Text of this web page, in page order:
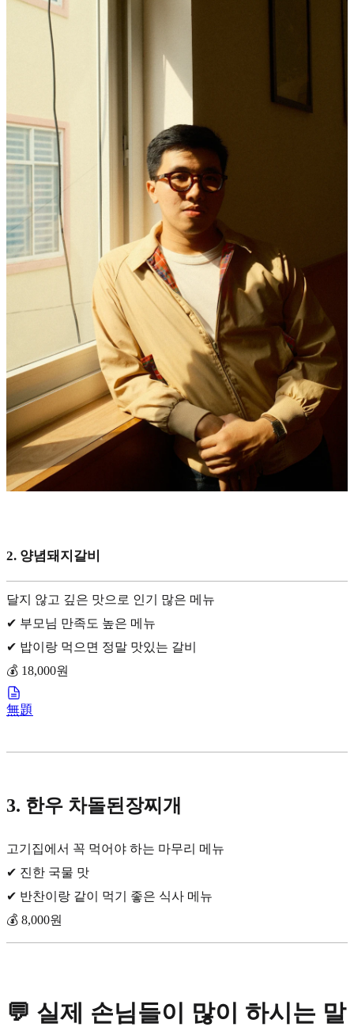
2. 양념돼지갈비
달지 않고 깊은 맛으로 인기 많은 메뉴
✔ 부모님 만족도 높은 메뉴
✔ 밥이랑 먹으면 정말 맛있는 갈비
💰 18,000원
無題
3. 한우 차돌된장찌개
고기집에서 꼭 먹어야 하는 마무리 메뉴
✔ 진한 국물 맛
✔ 반찬이랑 같이 먹기 좋은 식사 메뉴
💰 8,000원
💬 실제 손님들이 많이 하시는 말